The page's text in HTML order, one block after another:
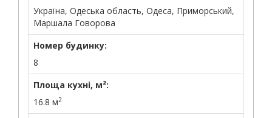
Україна, Одеська область, Одеса, Приморський,
Маршала Говорова
Номер будинку:
8
Площа кухні, м²:
16.8 м2